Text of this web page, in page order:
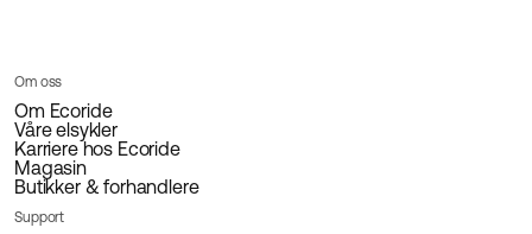
Om oss
Om Ecoride
Våre elsykler
Karriere hos Ecoride
Magasin
Butikker & forhandlere
Support